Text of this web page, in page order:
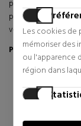
Les cookies de
mémoriser des
ou l'apparence
région dans
polyvalente et
plus de sa fonction
végétaux qui
Propriétés
Versatilité:
Il
l'eye-
Son